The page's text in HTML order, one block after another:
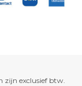
zijn exclusief btw.